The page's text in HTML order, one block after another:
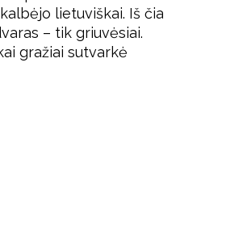
lietuviškai. Iš čia
– tik griuvėsiai.
gražiai sutvarkė